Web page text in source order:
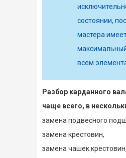
состоянии,
мастера
всем
Разбор карданного
чаще всего, в
замена подвесного
замена крестовин,
замена чашек крестовин,